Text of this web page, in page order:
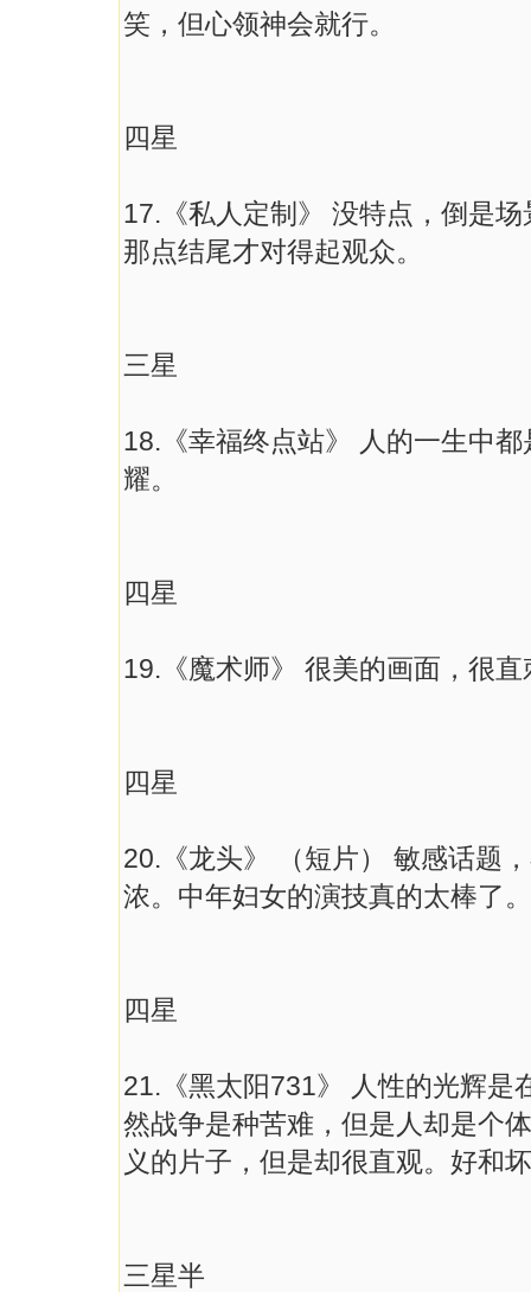
笑，但心领神会就行。
四星
17.《私人定制》 没特点，倒是
那点结尾才对得起观众。
三星
18.《幸福终点站》 人的一生中
耀。
四星
19.《魔术师》 很美的画面，很
四星
20.《龙头》 （短片） 敏感话题
浓。中年妇女的演技真的太棒了。
四星
21.《黑太阳731》 人性的光辉是
然战争是种苦难，但是人却是个
义的片子，但是却很直观。好和
三星半